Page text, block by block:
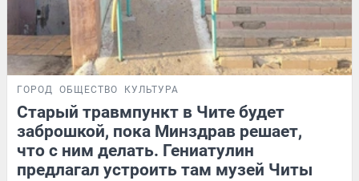
ГОРОД ОБЩЕСТВО КУЛЬТУРА
Старый травмпункт в Чите будет
заброшкой, пока Минздрав решает,
что с ним делать. Гениатулин
предлагал устроить там музей Читы